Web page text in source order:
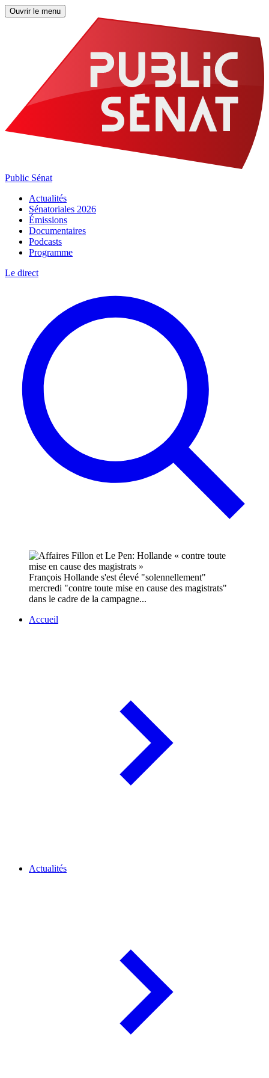
Ouvrir le menu
Public Sénat
Actualités
Sénatoriales 2026
Émissions
Documentaires
Podcasts
Programme
Le direct
François Hollande s'est élevé "solennellement"
mercredi "contre toute mise en cause des magistrats"
dans le cadre de la campagne...
Accueil
Actualités